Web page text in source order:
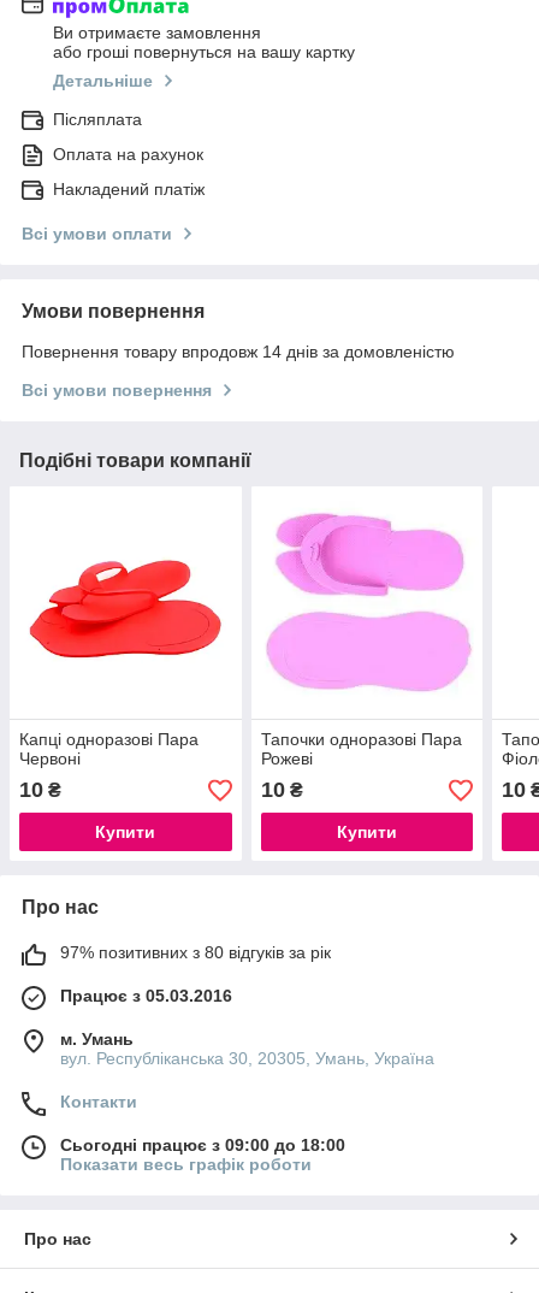
Ви отримаєте замовлення
або гроші повернуться на вашу картку
Детальніше
Післяплата
Оплата на рахунок
Накладений платіж
Всі умови оплати
Умови повернення
Повернення товару впродовж 14 днів за домовленістю
Всі умови повернення
Подібні товари компанії
Капці одноразові Пара
Червоні
10 ₴
Купити
Тапочки одноразові Пара
Рожеві
10₴
Купити
10
Про нас
97% позитивних з 80 відгуків за рік
Працює з 05.03.2016
м. Умань
вул. Республіканська 30, 20305, Умань, Україна
Контакти
Сьогодні працює з 09:00 до 18:00
Показати весь графік роботи
Про нас